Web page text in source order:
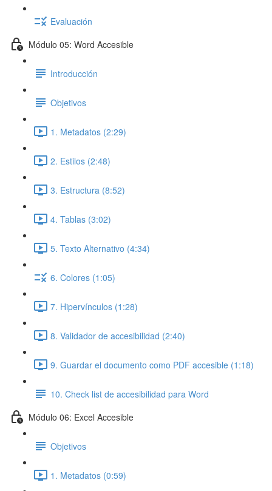
Evaluación
Módulo 05: Word Accesible
Introducción
Objetivos
1. Metadatos (2:29)
2. Estilos (2:48)
3. Estructura (8:52)
4. Tablas (3:02)
5. Texto Alternativo (4:34)
6. Colores (1:05)
7. Hipervínculos (1:28)
8. Validador de accesibilidad (2:40)
9. Guardar el documento como PDF accesible (1:18)
10. Check list de accesibilidad para Word
Módulo 06: Excel Accesible
Objetivos
1. Metadatos (0:59)